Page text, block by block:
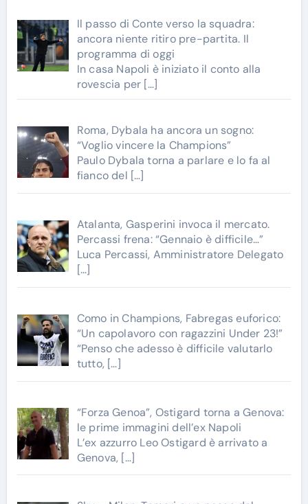
Il passo di Conte verso la squadra:
ancora niente ritiro pre-partita. Il
programma di oggi
In casa Napoli è iniziato il conto alla
rovescia per […]
Roma, Dybala ha ancora un sogno:
“Voglio vincere la Champions”
Paulo Dybala torna a parlare e lo fa al
fianco del […]
Atalanta, Gasperini invoca il mercato.
Percassi frena: “Gennaio è difficile…”
Luca Percassi, Amministratore Delegato
[…]
Como in Champions, Fabregas euforico:
“Un capolavoro con ragazzini Under 23!”
“Penso che adesso è difficile valutarlo
tutto, […]
“Forza Genoa”, Ostigard torna a Genova:
le prime immagini dell’ex Napoli
L’ex azzurro Leo Ostigard è arrivato a
Genova, […]